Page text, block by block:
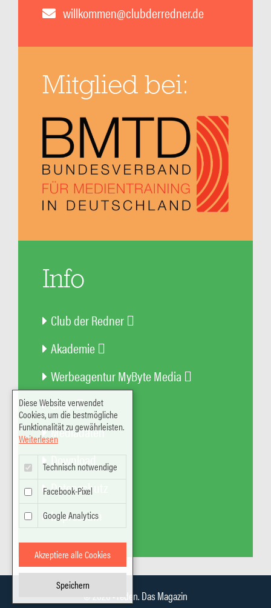
willkommen@clubderredner.de
Mitglied bei:
Info
Club der Redner
Akademie
Werbeagentur MyByte Media
Shop
Mediadaten
Download
Datenschutz
Impressum
© 2026 •reden. Das Magazin
Diese Website verwendet
Cookies, um die bestmögliche
Funktionalität zu gewährleisten.
Weiterlesen
Technisch notwendige
Facebook-Pixel
Google Analytics
Akzeptiere alle Cookies
Speichern